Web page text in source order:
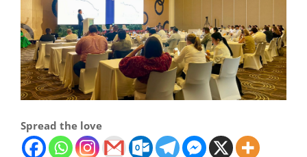
Spread the love